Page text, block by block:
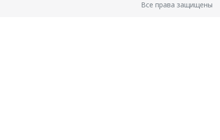
Все права защищены